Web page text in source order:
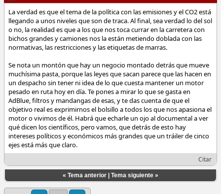
La verdad es que el tema de la política con las emisiones y el CO2 está
llegando a unos niveles que son de traca. Al final, sea verdad lo del sol
o no, la realidad es que a los que nos toca currar en la carretera con
bichos grandes y camiones nos la están metiendo doblada con las
normativas, las restricciones y las etiquetas de marras.
Se nota un montón que hay un negocio montado detrás que mueve
muchísima pasta, porque las leyes que sacan parece que las hacen en
un despacho sin tener ni idea de lo que cuesta mantener un motor
pesado en ruta hoy en día. Te pones a mirar lo que se gasta en
AdBlue, filtros y mandangas de esas, y te das cuenta de que el
objetivo real es exprimirnos el bolsillo a todos los que nos apasiona el
motor o vivimos de él. Habrá que echarle un ojo al documental a ver
qué dicen los científicos, pero vamos, que detrás de esto hay
intereses políticos y económicos más grandes que un tráiler de cinco
ejes está más que claro.
Citar
« Tema anterior Tema siguiente »